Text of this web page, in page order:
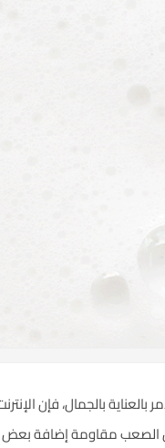
بالعناية بالجمال، فإن
الصعب مقاومة إضافة بعض